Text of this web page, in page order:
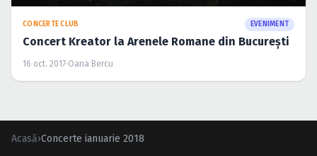
CONCERTE CLUB EVENIMENT
Concert Kreator la Arenele Romane din Bucureşti
16 oct. 2017·Oana Bercu
Acasă›Concerte ianuarie 2018